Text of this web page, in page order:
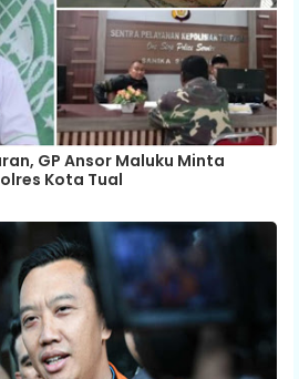
GP Ansor Maluku Minta
Kota Tual